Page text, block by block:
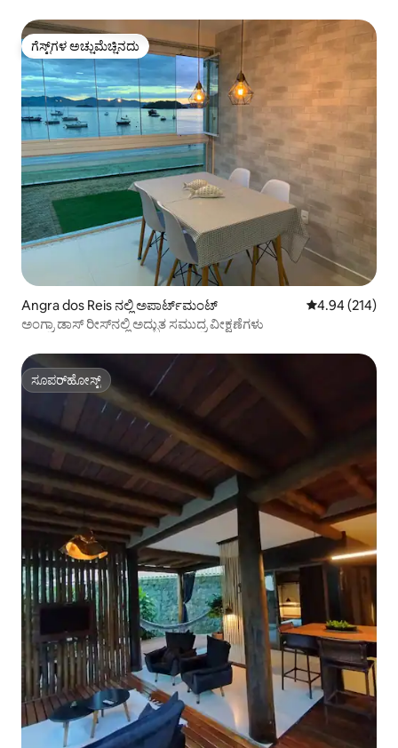
ಗೆಸ್ಟ್‌ಗಳ ಅಚ್ಚುಮೆಚ್ಚಿನದು
ಗೆಸ್ಟ್‌ಗಳ ಅಚ್ಚುಮೆಚ್ಚಿನದು
Angra dos Reis ನಲ್ಲಿ ಅಪಾರ್ಟ್‌ಮಂಟ್ 5 ರಲ್ಲಿ 4.94
4.94 (214)
ಅಂಗ್ರಾ ಡಾಸ್ ರೀಸ್‌ನಲ್ಲಿ ಅದ್ಭುತ ಸಮುದ್ರ ವೀಕ್ಷಣೆಗಳು
ಸೂಪರ್‌ಹೋಸ್ಟ್
ಸೂಪರ್‌ಹೋಸ್ಟ್